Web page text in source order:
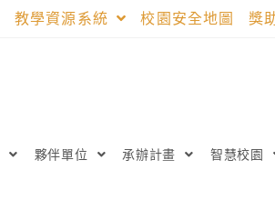
教學資源系統 校園安全地圖 獎
夥伴單位 承辦計畫 智慧校園